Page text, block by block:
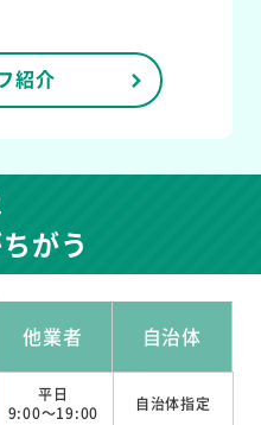
紹介
がう
他業者 自治体
平日
9:00～19:00
自治体指定